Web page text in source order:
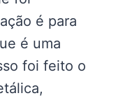
é para
é uma
foi feito o